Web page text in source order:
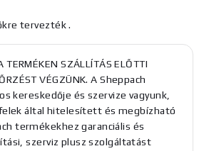
tervezték .
TERMÉKEN SZÁLLÍTÁS ELŐTTI
VÉGZÜNK. A Sheppach
kereskedője és szervize vagyunk,
által hitelesített és megbízható
termékekhez garanciális és
szerviz plusz szolgáltatást